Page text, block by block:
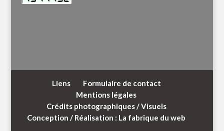
Liens
Formulaire de contact
Mentions légales
Crédits photographiques / Visuels
Conception / Réalisation : La fabrique du web